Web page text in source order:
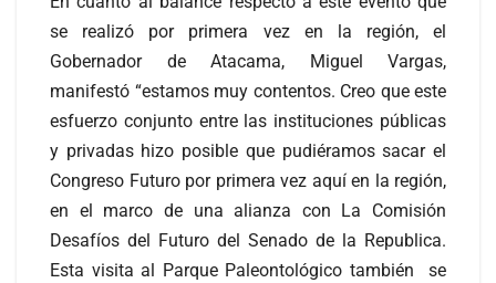
se realizó por primera vez en la región, el
Gobernador de Atacama, Miguel Vargas,
manifestó “estamos muy contentos. Creo que este
esfuerzo conjunto entre las instituciones públicas
y privadas hizo posible que pudiéramos sacar el
Congreso Futuro por primera vez aquí en la región,
en el marco de una alianza con La Comisión
Desafíos del Futuro del Senado de la Republica.
Esta visita al Parque Paleontológico también se